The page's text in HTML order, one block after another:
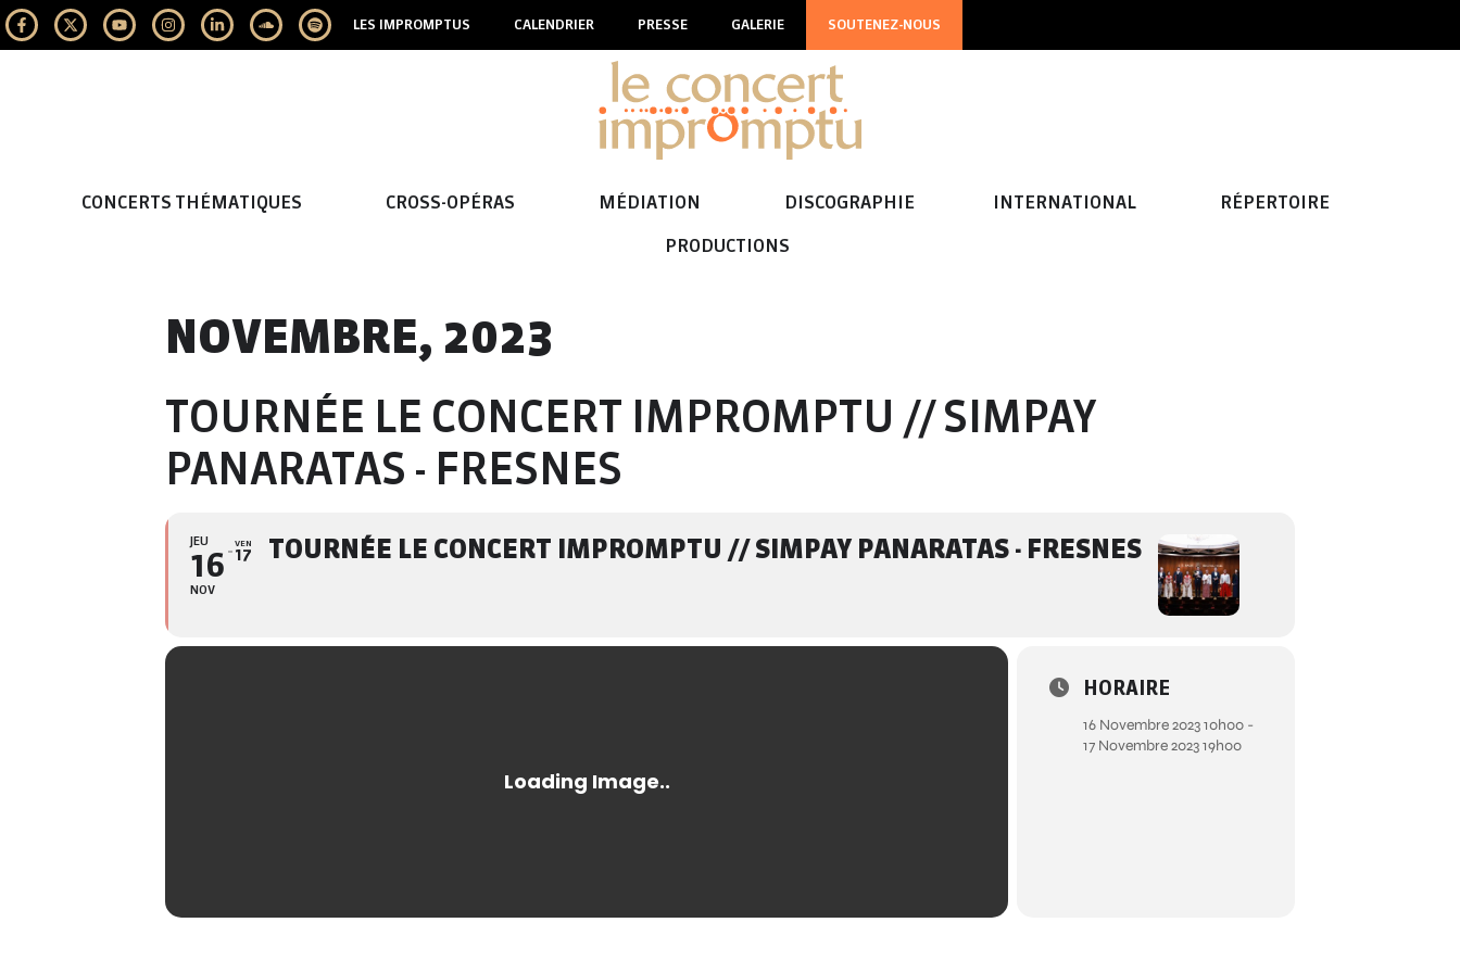
LES IMPROMPTUS CALENDRIER PRESSE GALERIE SOUTENEZ-NOUS
CONCERTS THÉMATIQUES CROSS-OPÉRAS MÉDIATION DISCOGRAPHIE INTERNATIONAL RÉPERTOIRE
PRODUCTIONS
NOVEMBRE, 2023
TOURNÉE LE CONCERT IMPROMPTU // SIMPAY
PANARATAS - FRESNES
JEU
16
NOV
VEN
17 TOURNÉE LE CONCERT IMPROMPTU // SIMPAY PANARATAS - FRESNES
HORAIRE
16 Novembre 2023 10h00 -
17 Novembre 2023 19h00